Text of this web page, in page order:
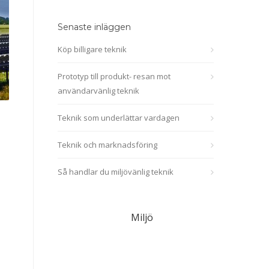
Senaste inläggen
Köp billigare teknik
Prototyp till produkt- resan mot
användarvänlig teknik
Teknik som underlättar vardagen
Teknik och marknadsföring
Så handlar du miljövänlig teknik
Miljö